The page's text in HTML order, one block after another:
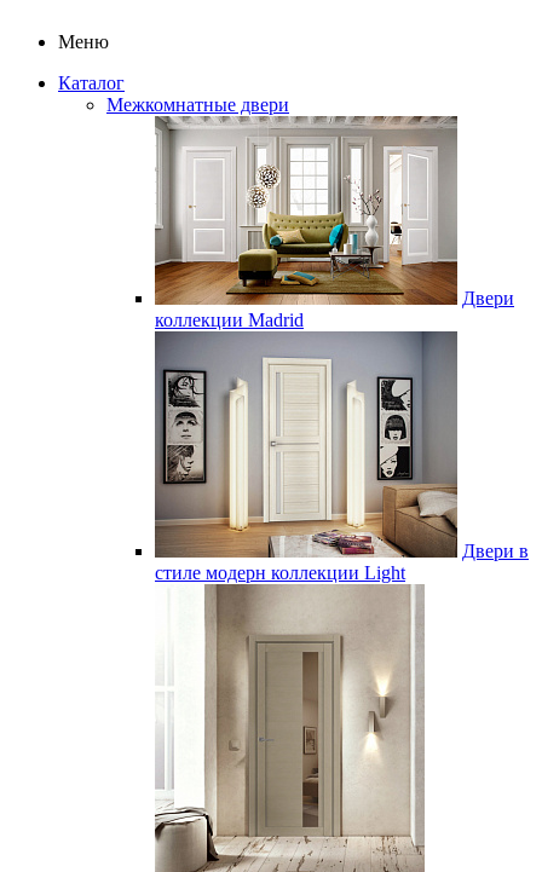
Меню
Каталог
Межкомнатные двери
Двери
коллекции Madrid
Двери в
стиле модерн коллекции Light